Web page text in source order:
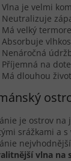
Vlna je velmi
Neutralizuje
Má velký
Absorbuje
Nenáročná
Příjemná na
Má dlouhou
je ostrov na
srážkami a
ější vlna na